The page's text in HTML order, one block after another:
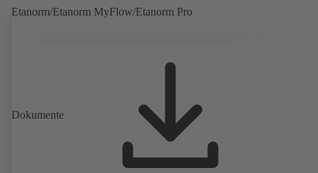
Etanorm/Etanorm MyFlow/Etanorm Pro
Dokumente